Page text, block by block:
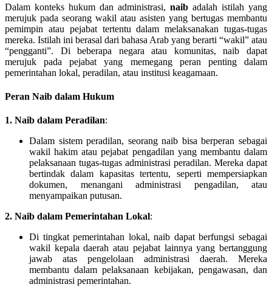
Dalam konteks hukum dan administrasi, naib adalah istilah yang
merujuk pada seorang wakil atau asisten yang bertugas membantu
pemimpin atau pejabat tertentu dalam melaksanakan tugas-tugas
mereka. Istilah ini berasal dari bahasa Arab yang berarti “wakil” atau
“pengganti”. Di beberapa negara atau komunitas, naib dapat
merujuk pada pejabat yang memegang peran penting dalam
pemerintahan lokal, peradilan, atau institusi keagamaan.
Peran Naib dalam Hukum
1. Naib dalam Peradilan:
Dalam sistem peradilan, seorang naib bisa berperan sebagai
wakil hakim atau pejabat pengadilan yang membantu dalam
pelaksanaan tugas-tugas administrasi peradilan. Mereka dapat
bertindak dalam kapasitas tertentu, seperti mempersiapkan
dokumen, menangani administrasi pengadilan, atau
menyampaikan putusan.
2. Naib dalam Pemerintahan Lokal:
Di tingkat pemerintahan lokal, naib dapat berfungsi sebagai
wakil kepala daerah atau pejabat lainnya yang bertanggung
jawab atas pengelolaan administrasi daerah. Mereka
membantu dalam pelaksanaan kebijakan, pengawasan, dan
administrasi pemerintahan.